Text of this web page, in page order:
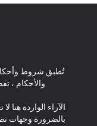
تُطبق شروط
والأحكام ،
الآراء الواردة
بالضرورة وجهات